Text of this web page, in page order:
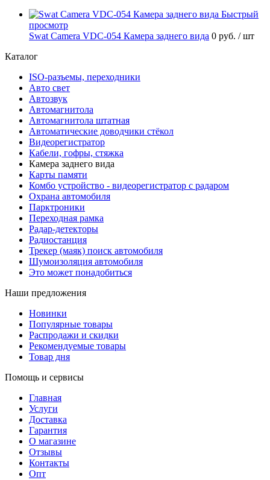
Быстрый
просмотр
Swat Camera VDC-054 Камера заднего вида 0 руб. / шт
Каталог
ISO-разъемы, переходники
Авто свет
Автозвук
Автомагнитола
Автомагнитола штатная
Автоматические доводчики стёкол
Видеорегистратор
Кабели, гофры, стяжка
Камера заднего вида
Карты памяти
Комбо устройство - видеорегистратор с радаром
Охрана автомобиля
Парктроники
Переходная рамка
Радар-детекторы
Радиостанция
Трекер (маяк) поиск автомобиля
Шумоизоляция автомобиля
Это может понадобиться
Наши предложения
Новинки
Популярные товары
Распродажи и скидки
Рекомендуемые товары
Товар дня
Помощь и сервисы
Главная
Услуги
Доставка
Гарантия
О магазине
Отзывы
Контакты
Опт